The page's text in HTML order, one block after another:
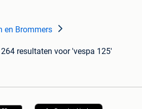
en Brommers
264 resultaten voor 'vespa 125'